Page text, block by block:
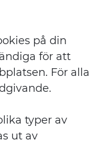
på din
för att
För alla
typer av
ut av